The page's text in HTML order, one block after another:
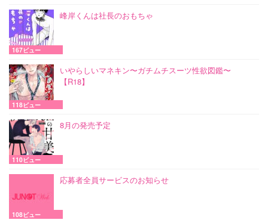
峰岸くんは社長のおもちゃ
167ビュー
いやらしいマネキン〜ガチムチスーツ性欲図鑑〜
【R18】
118ビュー
8月の発売予定
110ビュー
応募者全員サービスのお知らせ
108ビュー